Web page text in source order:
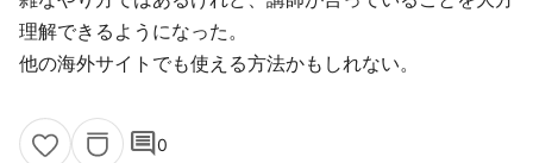
理解できるようになった。
他の海外サイトでも使える方法かもしれない。
comment0